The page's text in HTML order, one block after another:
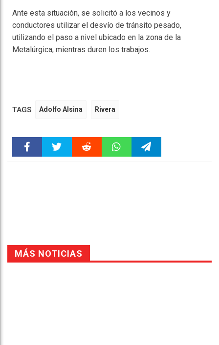
Ante esta situación, se solicitó a los vecinos y
conductores utilizar el desvío de tránsito pesado,
utilizando el paso a nivel ubicado en la zona de la
Metalúrgica, mientras duren los trabajos.
TAGS Adolfo Alsina Rivera
MÁS NOTICIAS